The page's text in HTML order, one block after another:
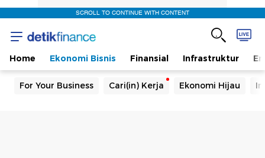
SCROLL TO CONTINUE WITH CONTENT
Home Ekonomi Bisnis Finansial Infrastruktur
For Your Business Cari(in) Kerja Ekonomi Hijau